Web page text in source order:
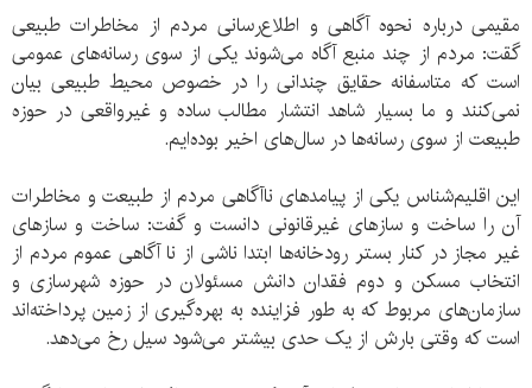
مقیمی درباره نحوه آگاهی و اطلاع‌‌رسانی مردم از مخاطرات طبیعی
گقت: مردم از چند منبع آگاه می‌شوند یکی از سوی رسانه‌های عمومی
است که متاسفانه حقایق چندانی را در خصوص محیط طبیعی بیان
نمی‌کنند و ما بسیار شاهد انتشار مطالب ساده و غیر‌واقعی در حوزه
طبیعت از سوی رسانه‌ها در سال‌های اخیر بوده‌ایم.
این اقلیم‌شناس یکی از پیامدهای ناآگاهی مردم از طبیعت و مخاطرات
آن را ساخت و سازهای غیرقانونی دانست و گفت: ساخت و سازهای
غیر مجاز در کنار بستر رودخانه‌ها ابتدا ناشی از نا آگاهی عموم مردم از
انتخاب مسکن و دوم فقدان دانش مسئولان در حوزه شهرسازی و
سازمان‌های مربوط که به طور فزاینده به بهره‌گیری از زمین پرداخته‌اند
است که وقتی بارش از یک حدی بیشتر می‌شود سیل رخ می‌دهد.